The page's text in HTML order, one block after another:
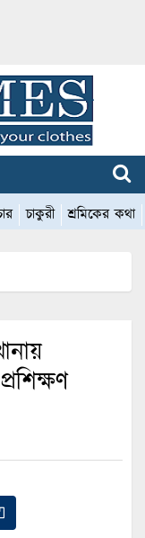
চাকুরী শ্রমিকের কথা